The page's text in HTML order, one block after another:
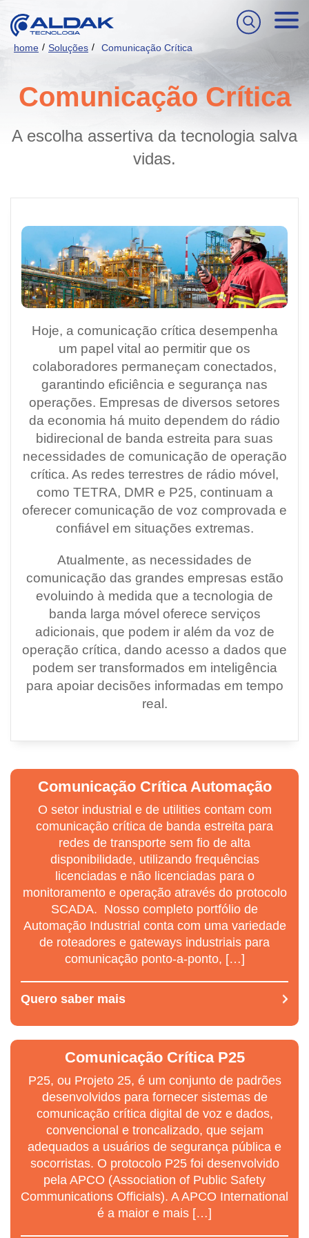
home / Soluções / Comunicação Crítica
Comunicação Crítica
A escolha assertiva da tecnologia salva
vidas.
Hoje, a comunicação crítica desempenha
um papel vital ao permitir que os
colaboradores permaneçam conectados,
garantindo eficiência e segurança nas
operações. Empresas de diversos setores
da economia há muito dependem do rádio
bidirecional de banda estreita para suas
necessidades de comunicação de operação
crítica. As redes terrestres de rádio móvel,
como TETRA, DMR e P25, continuam a
oferecer comunicação de voz comprovada e
confiável em situações extremas.
Atualmente, as necessidades de
comunicação das grandes empresas estão
evoluindo à medida que a tecnologia de
banda larga móvel oferece serviços
adicionais, que podem ir além da voz de
operação crítica, dando acesso a dados que
podem ser transformados em inteligência
para apoiar decisões informadas em tempo
real.
Comunicação Crítica Automação
O setor industrial e de utilities contam com
comunicação crítica de banda estreita para
redes de transporte sem fio de alta
disponibilidade, utilizando frequências
licenciadas e não licenciadas para o
monitoramento e operação através do protocolo
SCADA. Nosso completo portfólio de
Automação Industrial conta com uma variedade
de roteadores e gateways industriais para
comunicação ponto-a-ponto, […]
Quero saber mais
Comunicação Crítica P25
P25, ou Projeto 25, é um conjunto de padrões
desenvolvidos para fornecer sistemas de
comunicação crítica digital de voz e dados,
convencional e troncalizado, que sejam
adequados a usuários de segurança pública e
socorristas. O protocolo P25 foi desenvolvido
pela APCO (Association of Public Safety
Communications Officials). A APCO International
é a maior e mais […]